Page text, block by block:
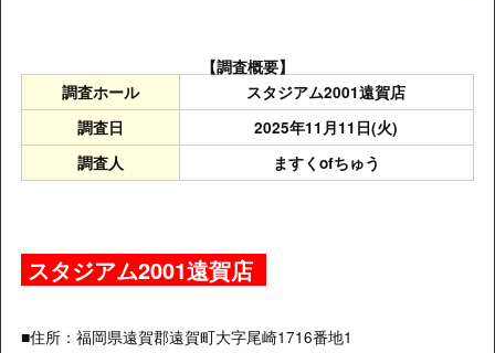
【調査概要】
調査ホール
スタジアム2001遠賀店
調査日
2025年11月11日(火)
調査人
ますくofちゅう
スタジアム2001遠賀店
■住所： 福岡県遠賀郡遠賀町大字尾崎1716番地1